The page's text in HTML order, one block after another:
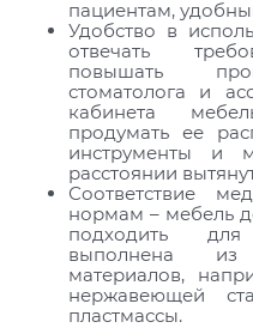
пациентам,
Удобство в
отвечать
повышать
стоматолога и
кабинета
продумать ее
инструменты и
расстоянии
Соответствие
нормам – мебель
подходить
выполнена из
материалов,
нержавеющей
пластмассы.